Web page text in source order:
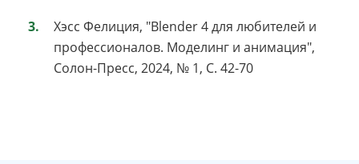
Хэсс Фелиция, "Blender 4 для любителей и
профессионалов. Моделинг и анимация",
Солон-Пресс, 2024, № 1, С. 42-70